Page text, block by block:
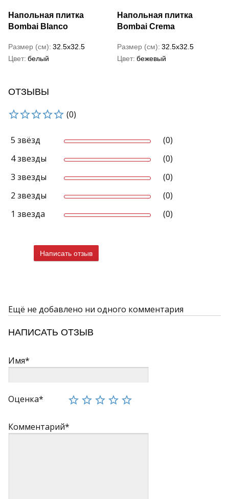
Напольная плитка
Bombai Blanco
Размер (см) 32.5x32.5
Цвет белый
Напольная плитка
Bombai Crema
Размер (см) 32.5x32.5
Цвет бежевый
ОТЗЫВЫ
(0)
5 звёзд
(0)
4 звезды
(0)
3 звезды
(0)
2 звезды
(0)
1 звезда
(0)
Написать отзыв
Ещё не добавлено ни одного комментария
НАПИСАТЬ ОТЗЫВ
Имя*
Оценка*
Комментарий*